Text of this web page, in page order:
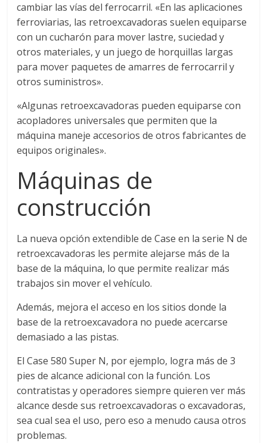
cambiar las vías del ferrocarril. «En las aplicaciones
ferroviarias, las retroexcavadoras suelen equiparse
con un cucharón para mover lastre, suciedad y
otros materiales, y un juego de horquillas largas
para mover paquetes de amarres de ferrocarril y
otros suministros».
«Algunas retroexcavadoras pueden equiparse con
acopladores universales que permiten que la
máquina maneje accesorios de otros fabricantes de
equipos originales».
Máquinas de
construcción
La nueva opción extendible de Case en la serie N de
retroexcavadoras les permite alejarse más de la
base de la máquina, lo que permite realizar más
trabajos sin mover el vehículo.
Además, mejora el acceso en los sitios donde la
base de la retroexcavadora no puede acercarse
demasiado a las pistas.
El Case 580 Super N, por ejemplo, logra más de 3
pies de alcance adicional con la función. Los
contratistas y operadores siempre quieren ver más
alcance desde sus retroexcavadoras o excavadoras,
sea cual sea el uso, pero eso a menudo causa otros
problemas.